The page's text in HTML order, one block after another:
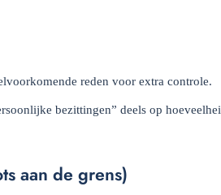
reden voor extra controle.
bezittingen” deels op
aan de grens)